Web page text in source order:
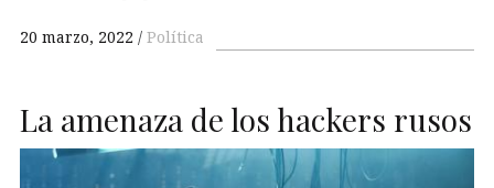
20 marzo, 2022 Política
La amenaza de los hackers rusos